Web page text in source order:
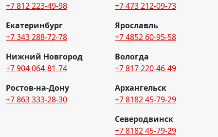
+7 812 223-49-98
Екатеринбург
+7 343 288-72-78
Нижний Новгород
+7 904 064-81-74
Ростов-на-Дону
+7 863 333-28-30
+7 473 212-09-73
Ярославль
+7 4852 60-95-58
Вологда
+7 817 220-46-49
Архангельск
+7 8182 45-79-29
Северодвинск
+7 8182 45-79-29